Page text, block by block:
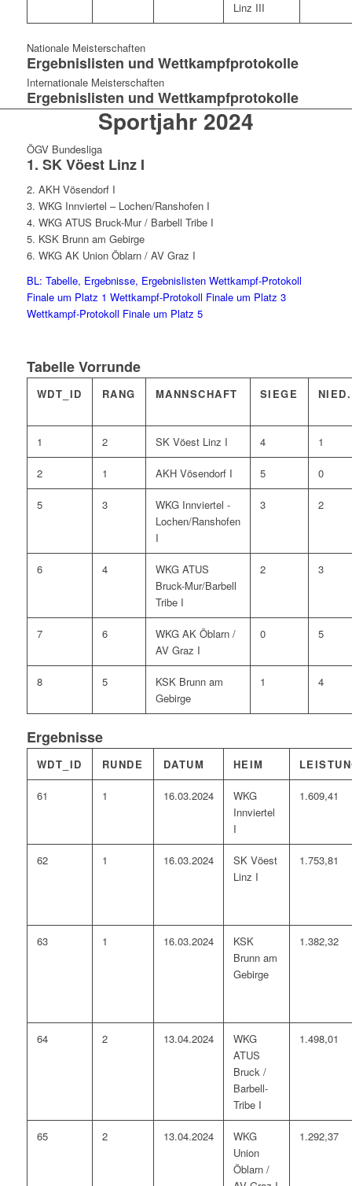
Linz III
Nationale Meisterschaften
Ergebnislisten und Wettkampfprotokolle
Internationale Meisterschaften
Ergebnislisten und Wettkampfprotokolle
Sportjahr 2024
ÖGV Bundesliga
1. SK Vöest Linz I
2. AKH Vösendorf I
3. WKG Innviertel – Lochen/Ranshofen I
4. WKG ATUS Bruck-Mur / Barbell Tribe I
5. KSK Brunn am Gebirge
6. WKG AK Union Öblarn / AV Graz I
BL: Tabelle, Ergebnisse, Ergebnislisten Wettkampf-Protokoll
Finale um Platz 1 Wettkampf-Protokoll Finale um Platz 3
Wettkampf-Protokoll Finale um Platz 5
Tabelle Vorrunde
WDT_ID RANG MANNSCHAFT SIEGE NIED.
1 2 SK Vöest Linz I 4 1
2 1 AKH Vösendorf I 5 0
5 3
WKG Innviertel -
Lochen/Ranshofen
I
3 2
6 4
WKG ATUS
Bruck-Mur/Barbell
Tribe I
2 3
7 6
WKG AK Öblarn /
AV Graz I
0 5
8 5
KSK Brunn am
Gebirge
1 4
Ergebnisse
WDT_ID RUNDE DATUM HEIM
61 1 16.03.2024
WKG
Innviertel
I
1.609,41
62 1 16.03.2024
SK Vöest
Linz I
1.753,81
63 1 16.03.2024
KSK
Brunn am
Gebirge
1.382,32
64 2 13.04.2024
WKG
ATUS
Bruck /
Barbell-
Tribe I
1.498,01
65 2 13.04.2024
WKG
Union
Öblarn /
1.292,37